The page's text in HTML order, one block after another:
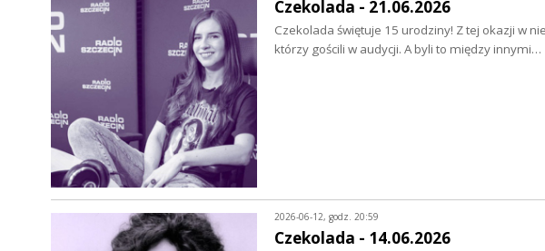
Czekolada - 21.06.2026
Czekolada świętuje 15 urodziny! Z tej okazji w
którzy gościli w audycji. A byli to między innymi…
2026-06-12, godz. 20:59
Czekolada - 14.06.2026